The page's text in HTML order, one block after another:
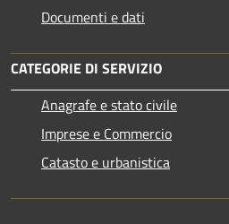
Documenti e dati
CATEGORIE DI SERVIZIO
Anagrafe e stato civile
Imprese e Commercio
Catasto e urbanistica